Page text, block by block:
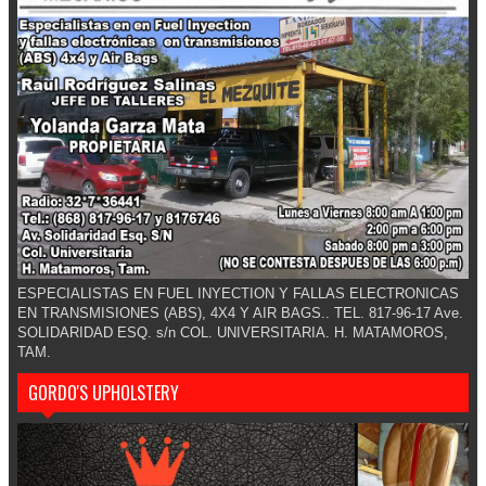
ESPECIALISTAS EN FUEL INYECTION Y FALLAS ELECTRONICAS
EN TRANSMISIONES (ABS), 4X4 Y AIR BAGS.. TEL. 817-96-17 Ave.
SOLIDARIDAD ESQ. s/n COL. UNIVERSITARIA. H. MATAMOROS,
TAM.
GORDO'S UPHOLSTERY